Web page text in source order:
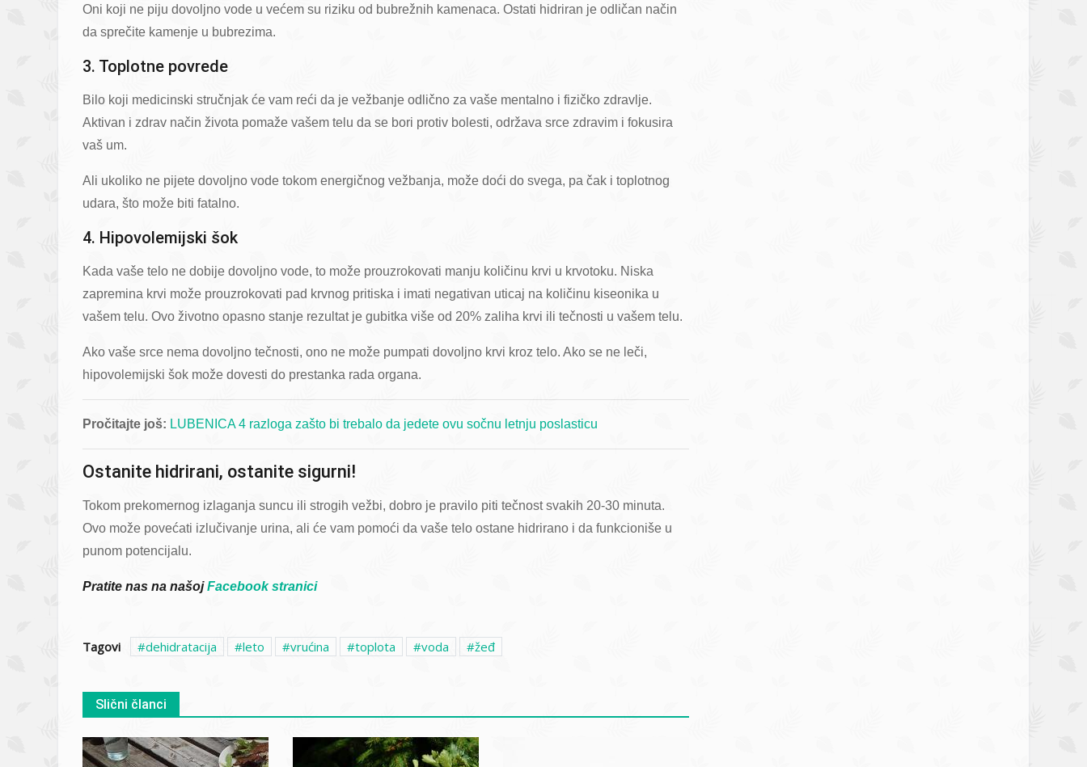
Oni koji ne piju dovoljno vode u većem su riziku od bubrežnih kamenaca. Ostati hidriran je odličan način
da sprečite kamenje u bubrezima.
3. Toplotne povrede
Bilo koji medicinski stručnjak će vam reći da je vežbanje odlično za vaše mentalno i fizičko zdravlje.
Aktivan i zdrav način života pomaže vašem telu da se bori protiv bolesti, održava srce zdravim i fokusira
vaš um.
Ali ukoliko ne pijete dovoljno vode tokom energičnog vežbanja, može doći do svega, pa čak i toplotnog
udara, što može biti fatalno.
4. Hipovolemijski šok
Kada vaše telo ne dobije dovoljno vode, to može prouzrokovati manju količinu krvi u krvotoku. Niska
zapremina krvi može prouzrokovati pad krvnog pritiska i imati negativan uticaj na količinu kiseonika u
vašem telu. Ovo životno opasno stanje rezultat je gubitka više od 20% zaliha krvi ili tečnosti u vašem telu.
Ako vaše srce nema dovoljno tečnosti, ono ne može pumpati dovoljno krvi kroz telo. Ako se ne leči,
hipovolemijski šok može dovesti do prestanka rada organa.
Pročitajte još: LUBENICA 4 razloga zašto bi trebalo da jedete ovu sočnu letnju poslasticu
Ostanite hidrirani, ostanite sigurni!
Tokom prekomernog izlaganja suncu ili strogih vežbi, dobro je pravilo piti tečnost svakih 20-30 minuta.
Ovo može povećati izlučivanje urina, ali će vam pomoći da vaše telo ostane hidrirano i da funkcioniše u
punom potencijalu.
Pratite nas na našojFacebook stranici
Tagovi dehidratacija leto vrućina toplota voda žeđ
Slični članci